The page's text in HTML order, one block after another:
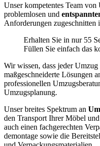
Unser kompetentes Team von
problemlosen und
Anforderungen zugeschnitten
Erhalten Sie in nur 55
Füllen Sie einfach das
Wir wissen, dass jeder
maßgeschneiderte Lösungen
professionellen
Umzugsplanung.
Unser breites Spektrum an
den Transport Ihrer Möbel
auch einen fachgerechten
demontage sowie die